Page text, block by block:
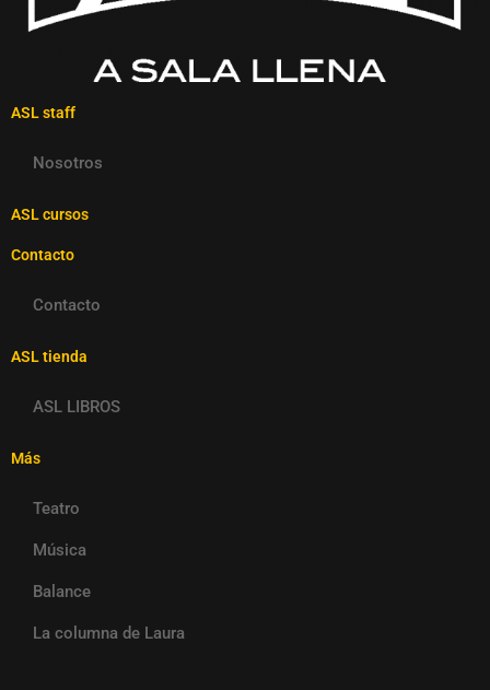
ASL staff
Nosotros
ASL cursos
Contacto
Contacto
ASL tienda
ASL LIBROS
Más
Teatro
Música
Balance
La columna de Laura